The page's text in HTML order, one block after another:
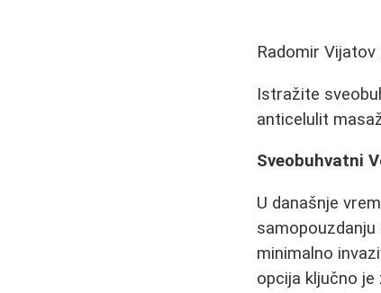
Radomir Vijatov
Istražite
anticelulit
Sveobuhvatni
U današnje
minimalno
opcija ključno